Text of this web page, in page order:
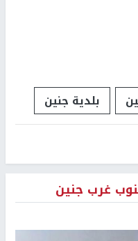
بلدية جنين
غرب جنين